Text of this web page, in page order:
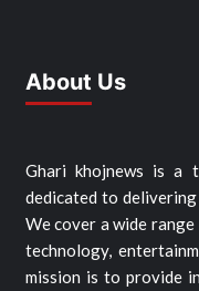
About Us
Ghari khojnews is a
dedicated to delivering
We cover a wide
technology,
mission is to provide